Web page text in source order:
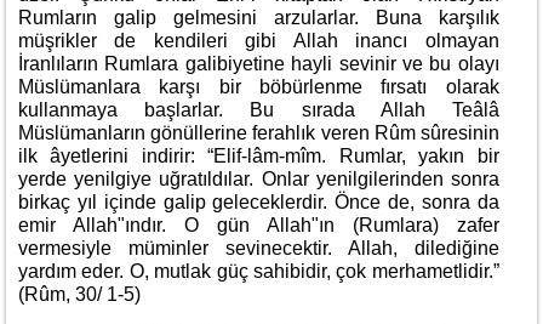
Rumların galip gelmesini arzularlar. Buna karşılık
müşrikler de kendileri gibi Allah inancı olmayan
İranlıların Rumlara galibiyetine hayli sevinir ve bu olayı
Müslümanlara karşı bir böbürlenme fırsatı olarak
kullanmaya başlarlar. Bu sırada Allah Teâlâ
Müslümanların gönüllerine ferahlık veren Rûm sûresinin
ilk âyetlerini indirir: “Elif-lâm-mîm. Rumlar, yakın bir
yerde yenilgiye uğratıldılar. Onlar yenilgilerinden sonra
birkaç yıl içinde galip geleceklerdir. Önce de, sonra da
emir Allah"ındır. O gün Allah"ın (Rumlara) zafer
vermesiyle müminler sevinecektir. Allah, dilediğine
yardım eder. O, mutlak güç sahibidir, çok merhametlidir.”
(Rûm, 30/ 1-5)